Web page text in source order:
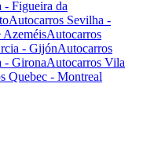
- Figueira da
Autocarros Sevilha -
AzeméisAutocarros
- GijónAutocarros
- GironaAutocarros Vila
Quebec - Montreal